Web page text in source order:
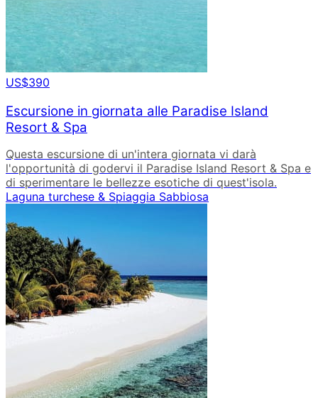
US$390
Escursione in giornata alle Paradise Island
Resort & Spa
Questa escursione di un'intera giornata vi darà
l'opportunità di godervi il Paradise Island Resort & Spa e
di sperimentare le bellezze esotiche di quest'isola.
Laguna turchese & Spiaggia Sabbiosa